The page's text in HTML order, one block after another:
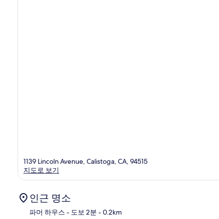
1139 Lincoln Avenue, Calistoga, CA, 94515
지도로 보기
인근 명소
파머 하우스 - 도보 2분 - 0.2km